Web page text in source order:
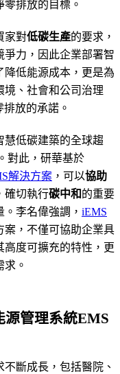
排放的目標。
家對低碳生產的要求，
力，因此企業部署智
降低能源成本，更是為
境、社會和公司治理
排放的承諾。
慧低碳建築的全球趨
對此，研華基於
解決方案 ，可以協助
確切執行碳中和的重要
李名偉強調， iEMS
案，不僅可協助企業具
度可擴充的特性，更
。
源管理系統EMS
斷成長，包括醫院、